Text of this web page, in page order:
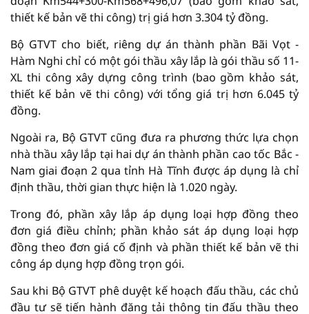
thiết kế bản vẽ thi công) trị giá hơn 3.304 tỷ đồng.
Bộ GTVT cho biết, riêng dự án thành phần Bãi Vọt -
Hàm Nghi chỉ có một gói thầu xây lắp là gói thầu số 11-
XL thi công xây dựng công trình (bao gồm khảo sát,
thiết kế bản vẽ thi công) với tổng giá trị hơn 6.045 tỷ
đồng.
Ngoài ra, Bộ GTVT cũng đưa ra phương thức lựa chọn
nhà thầu xây lắp tại hai dự án thành phần cao tốc Bắc -
Nam giai đoạn 2 qua tỉnh Hà Tĩnh được áp dụng là chỉ
định thầu, thời gian thực hiện là 1.020 ngày.
Trong đó, phần xây lắp áp dụng loại hợp đồng theo
đơn giá điều chỉnh; phần khảo sát áp dụng loại hợp
đồng theo đơn giá cố định và phần thiết kế bản vẽ thi
công áp dụng hợp đồng trọn gói.
Sau khi Bộ GTVT phê duyệt kế hoạch đấu thầu, các chủ
đầu tư sẽ tiến hành đăng tải thông tin đấu thầu theo